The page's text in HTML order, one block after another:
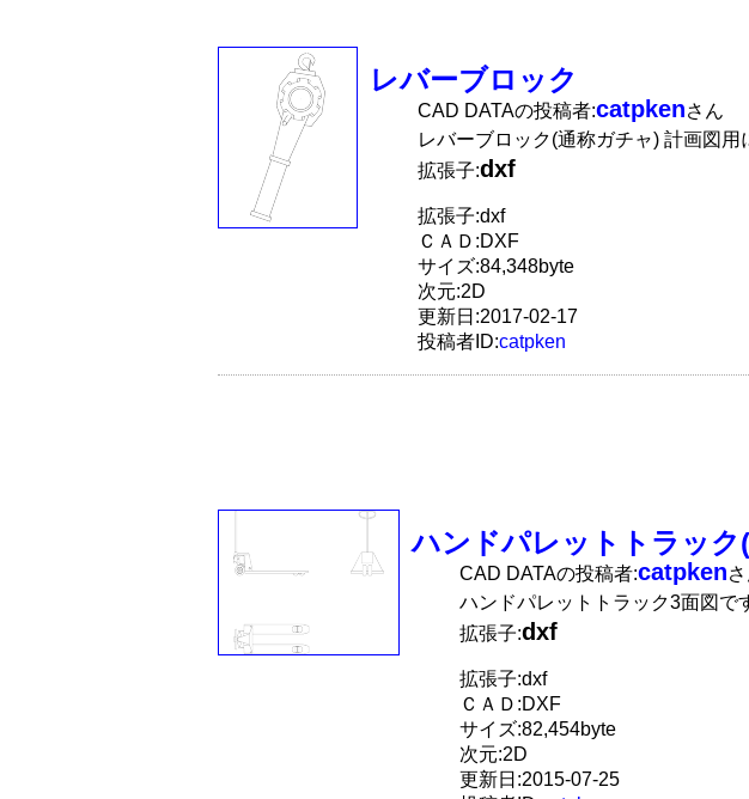
レバーブロック
CAD DATAの投稿者:catpkenさん
レバーブロック(通称ガチャ) 計画図用
拡張子:dxf
拡張子:dxf
ＣＡＤ:DXF
サイズ:84,348byte
次元:2D
更新日:2017-02-17
投稿者ID:catpken
ハンドパレットトラッ
CAD DATAの投稿者:catpken
ハンドパレットトラック3面図で
拡張子:dxf
拡張子:dxf
ＣＡＤ:DXF
サイズ:82,454byte
次元:2D
更新日:2015-07-25